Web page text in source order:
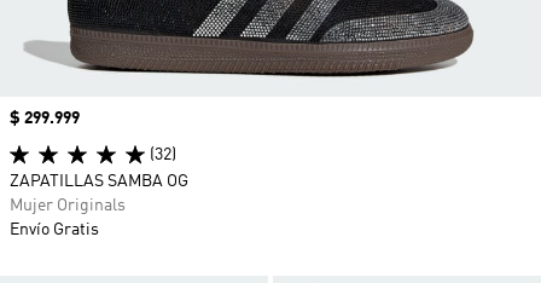
Precio
$ 299.999
(32)
ZAPATILLAS SAMBA OG
Mujer Originals
Envío Gratis